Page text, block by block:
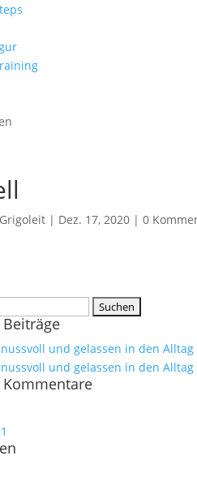
| Dez. 17, 2020 |0
und gelassen in den Alltag
und gelassen in den Alltag
Kommentare